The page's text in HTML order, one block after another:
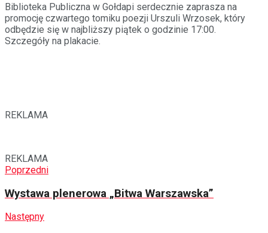
Biblioteka Publiczna w Gołdapi serdecznie zaprasza na
promocję czwartego tomiku poezji Urszuli Wrzosek, który
odbędzie się w najbliższy piątek o godzinie 17:00.
Szczegóły na plakacie.
REKLAMA
REKLAMA
Poprzedni
Wystawa plenerowa „Bitwa Warszawska”
Następny